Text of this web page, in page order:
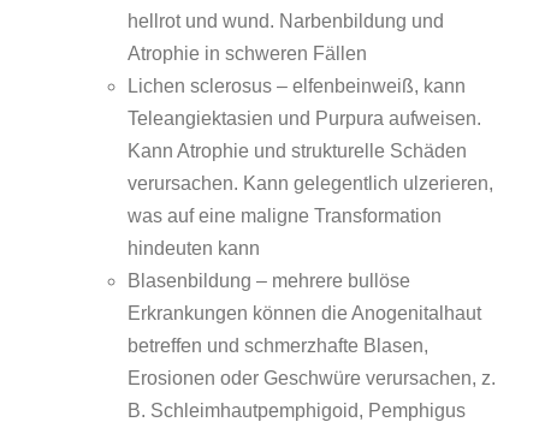
hellrot und wund. Narbenbildung und
Atrophie in schweren Fällen
Lichen sclerosus – elfenbeinweiß, kann
Teleangiektasien und Purpura aufweisen.
Kann Atrophie und strukturelle Schäden
verursachen. Kann gelegentlich ulzerieren,
was auf eine maligne Transformation
hindeuten kann
Blasenbildung – mehrere bullöse
Erkrankungen können die Anogenitalhaut
betreffen und schmerzhafte Blasen,
Erosionen oder Geschwüre verursachen, z.
B. Schleimhautpemphigoid, Pemphigus